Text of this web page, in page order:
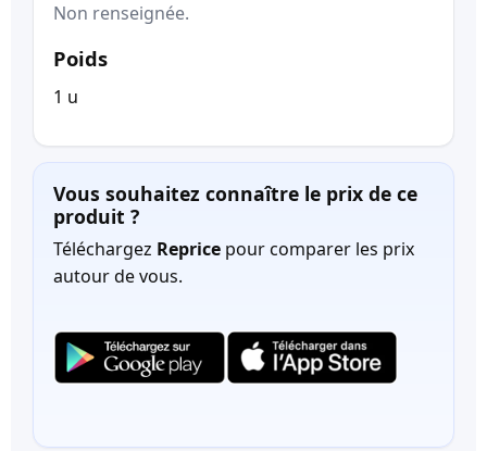
Non renseignée.
Poids
1 u
Vous souhaitez connaître le prix de ce
produit ?
Téléchargez Reprice pour comparer les prix
autour de vous.